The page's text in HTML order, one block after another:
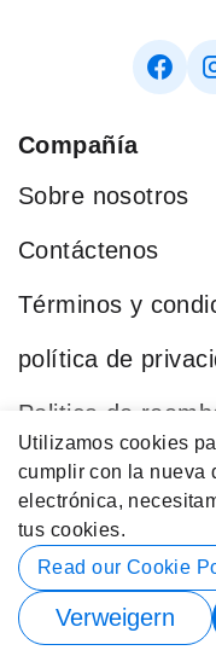
Utilizamos cookies
cumplir con la nueva
electrónica,
tus cookies.
Read our Cookie
Verweigern
Compañía
Sobre nosotros
Contáctenos
Términos y
política de
Politica de
Blog
Categorías
Datos de
© 2026 Buy4Store.